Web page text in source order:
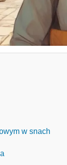
w snach